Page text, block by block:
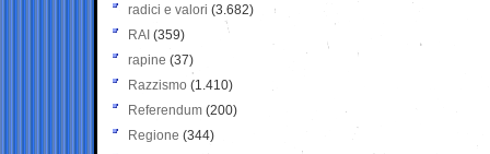
radici e valori (3.682)
RAI (359)
rapine (37)
Razzismo (1.410)
Referendum (200)
Regione (344)